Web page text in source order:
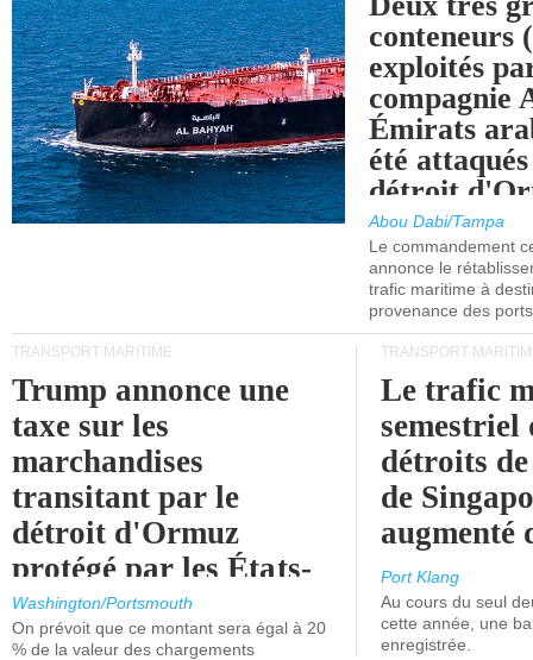
conteneurs
exploités
compagnie
Émirats
été
détroit
Abou Dabi/Tampa
Le commandement
annonce le
trafic maritime à
provenance des
TRANSPORT MARITIME
Trump annonce une
taxe sur les
marchandises
transitant par le
détroit d'Ormuz
protégé par les États-
Unis.
Washington/Portsmouth
On prévoit que ce montant sera égal à 20
% de la valeur des chargements
TRANSPORT
Le trafic
semestriel
détroits
de
augmenté
Port Klang
Au cours du seul
cette année, une
enregistrée.